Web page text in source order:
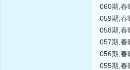
060期,春
059期,春
058期,春
057期,春
056期,春
055期,春